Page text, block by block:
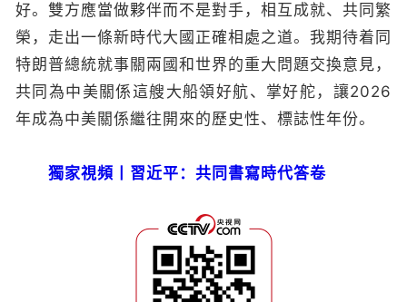
好。雙方應當做夥伴而不是對手，相互成就、共同繁
榮，走出一條新時代大國正確相處之道。我期待着同
特朗普總統就事關兩國和世界的重大問題交換意見，
共同為中美關係這艘大船領好航、掌好舵，讓2026
年成為中美關係繼往開來的歷史性、標誌性年份。
獨家視頻丨習近平：共同書寫時代答卷